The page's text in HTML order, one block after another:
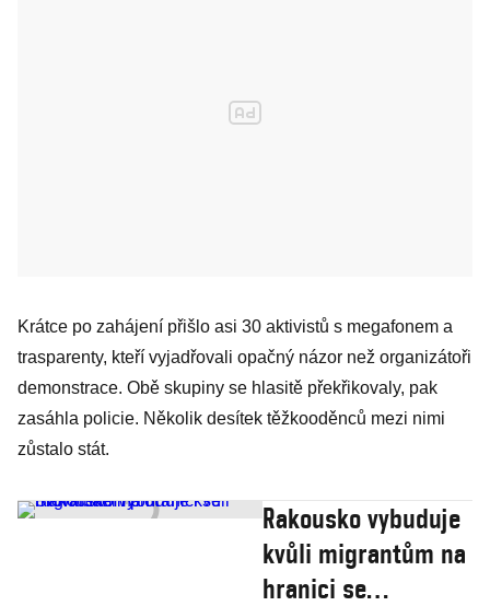
Krátce po zahájení přišlo asi 30 aktivistů s megafonem a
trasparenty, kteří vyjadřovali opačný názor než organizátoři
demonstrace. Obě skupiny se hlasitě překřikovaly, pak
zasáhla policie. Několik desítek těžkooděnců mezi nimi
zůstalo stát.
Rakousko vybuduje
kvůli migrantům na
hranici se